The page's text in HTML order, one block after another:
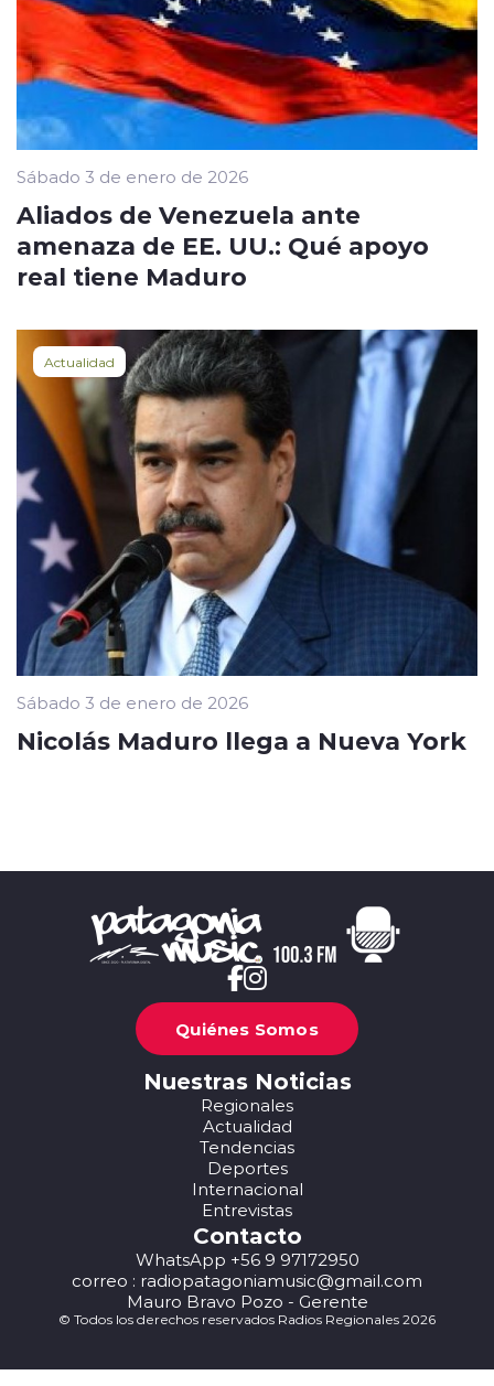
Sábado 3 de enero de 2026
Aliados de Venezuela ante
amenaza de EE. UU.: Qué apoyo
real tiene Maduro
Actualidad
Sábado 3 de enero de 2026
Nicolás Maduro llega a Nueva York
Quiénes Somos
Nuestras Noticias
Regionales
Actualidad
Tendencias
Deportes
Internacional
Entrevistas
Contacto
WhatsApp +56 9 97172950
correo : radiopatagoniamusic@gmail.com
Mauro Bravo Pozo - Gerente
© Todos los derechos reservados Radios Regionales 2026